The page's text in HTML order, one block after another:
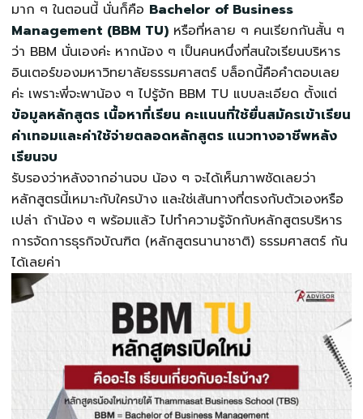
มาก ๆ ในตอนนี้ นั่นก็คือ Bachelor of Business
Management (BBM TU) หรือที่หลาย ๆ คนเรียกกันสั้น ๆ
ว่า BBM นั่นเองค่ะ หากน้อง ๆ เป็นคนหนึ่งที่สนใจเรียนบริหาร
อินเตอร์ของมหาวิทยาลัยธรรมศาสตร์ บล็อกนี้คือคำตอบเลย
ค่ะ เพราะพี่จะพาน้อง ๆ ไปรู้จัก BBM TU แบบละเอียด ตั้งแต่
ข้อมูลหลักสูตร เนื้อหาที่เรียน คะแนนที่ใช้ยื่นสมัครเข้าเรียน
ค่าเทอมและค่าใช้จ่ายตลอดหลักสูตร แนวทางอาชีพหลัง
เรียนจบ
รับรองว่าหลังจากอ่านจบ น้อง ๆ จะได้เห็นภาพชัดเลยว่า
หลักสูตรนี้เหมาะกับใครบ้าง และใช่เส้นทางที่ตรงกับตัวเองหรือ
เปล่า ถ้าน้อง ๆ พร้อมแล้ว ไปทำความรู้จักกับหลักสูตรบริหาร
การจัดการธุรกิจบัณฑิต (หลักสูตรนานาชาติ) ธรรมศาสตร์ กัน
ได้เลยค่า